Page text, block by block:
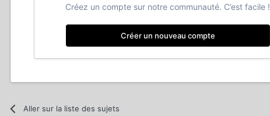
Créez un compte sur notre communauté. C’est facile !
Créer un nouveau compte
Aller sur la liste des sujets